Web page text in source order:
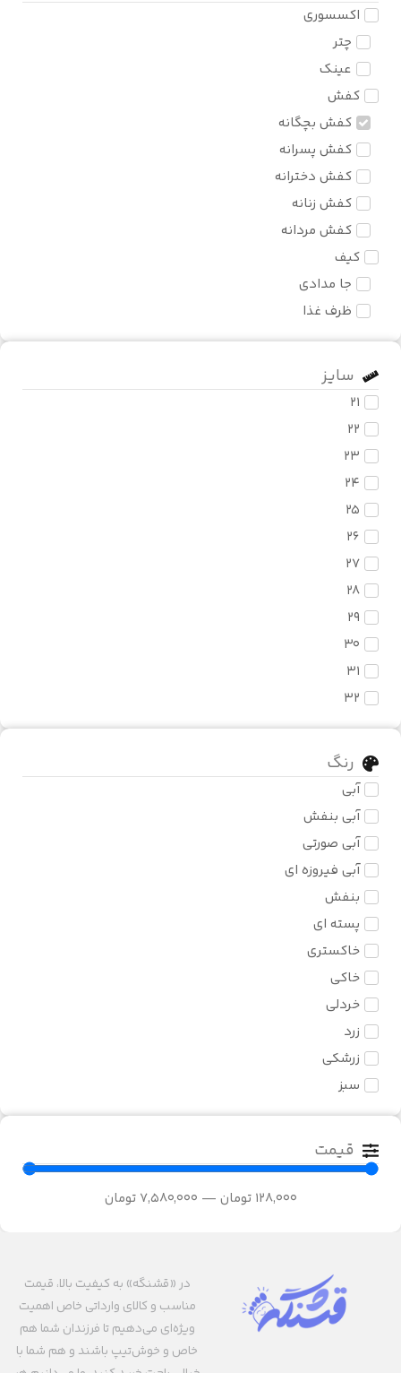
اکسسوری
چتر
عینک
کفش
کفش بچگانه
کفش پسرانه
کفش دخترانه
کفش زنانه
کفش مردانه
کیف
جا مدادی
ظرف غذا
کوله پشتی
سایز
21
22
23
24
25
26
27
28
29
30
31
32
33
35
36
37
38
41
42
45
رنگ
آبی
آبی بنفش
آبی صورتی
آبی فیروزه ای
بنفش
پسته ای
خاکستری
خاکی
خردلی
زرد
زرشکی
سبز
سرمه ای
سفید
سفید آبی
سفید بنفش
سفید زرشکی
سفید سبز
سفید سرمه ای
قیمت
128,000 تومان —
7,580,000 تومان
در «قشنگه» به کیفیت بالا، قیمت
مناسب و کالای وارداتی خاص اهمیت
ویژه‌ای می‌دهیم تا فرزندان شما هم
خاص و خوش‌تیپ باشند و هم شما با